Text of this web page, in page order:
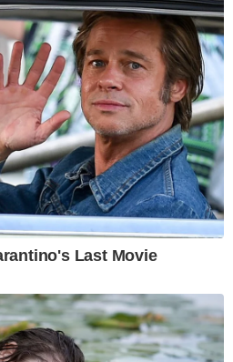
Last Movie